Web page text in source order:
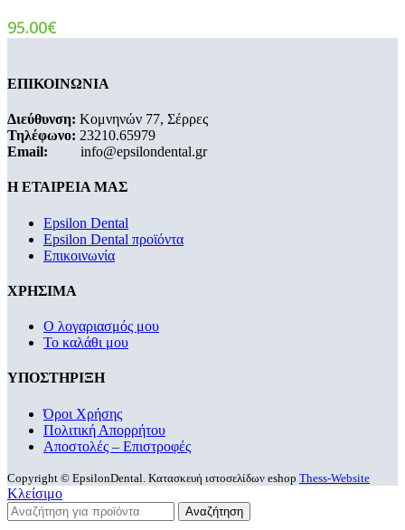
95.00€
ΕΠΙΚΟΙΝΩΝΙΑ
Διεύθυνση: Κομνηνών 77, Σέρρες
Τηλέφωνο: 23210.65979
Email: info@epsilondental.gr
Η ΕΤΑΙΡΕΙΑ ΜΑΣ
Epsilon Dental
Epsilon Dental προϊόντα
Επικοινωνία
ΧΡΗΣΙΜΑ
Ο λογαριασμός μου
Το καλάθι μου
ΥΠΟΣΤΗΡΙΞΗ
Όροι Χρήσης
Πολιτική Απορρήτου
Αποστολές – Επιστροφές
Copyright © EpsilonDental. Κατασκευή ιστοσελίδων eshop Thess-Website
Κλείσιμο
Αναζήτηση